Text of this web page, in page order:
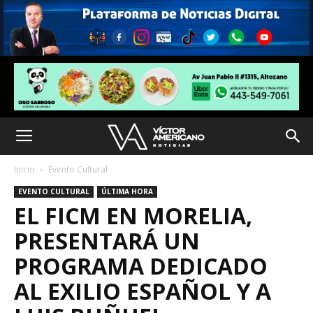
Inicio Evento Cultural
EVENTO CULTURAL ÚLTIMA HORA
EL FICM EN MORELIA,
PRESENTARÁ UN
PROGRAMA DEDICADO
AL EXILIO ESPAÑOL Y A